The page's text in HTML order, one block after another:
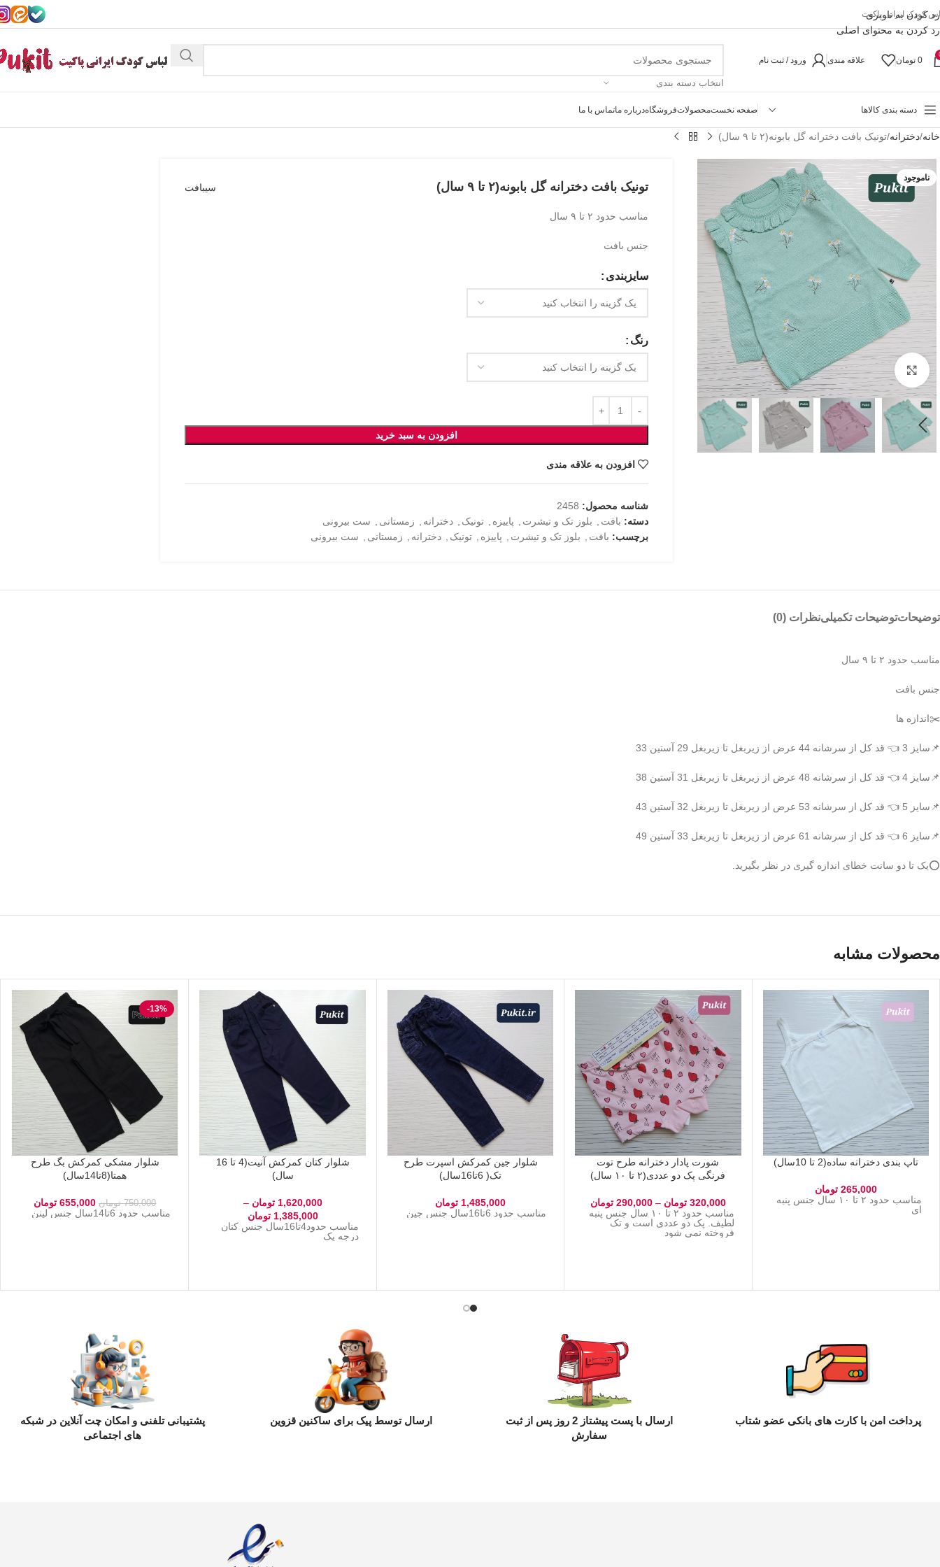
رد کردن به ناوبری
رد کردن به محتوای اصلی
کودک ایرانی پاکیت
0 تومان علاقه مندی ورود / ثبت نام
انتخاب دسته بندی
دسته بندی کالاها صفحه نخستمحصولاتفروشگاهدرباره ماتماس با ما
خانه دخترانه تونیک بافت دخترانه گل بابونه(۲ تا ۹ سال)
ناموجود
بزرگنمایی تصویر
سیبافت تونیک بافت دخترانه گل بابونه(۲ تا ۹ سال)
مناسب حدود ۲ تا ۹ سال
جنس بافت
سایزبندی
رنگ
افزودن به سبد خرید
افزودن به علاقه مندی
شناسه محصول: 2458
دسته: بافت بلوز تک و تیشرت پاییزه تونیک دخترانه زمستانی
ست بیرونی
برچسب: بافت بلوز تک و تیشرت پاییزه تونیک دخترانه زمستانی ست بیرونی
توضیحاتتوضیحات تکمیلینظرات (0)
مناسب حدود ۲ تا ۹ سال
جنس بافت
✂️اندازه ها
📌سایز 3 👈 قد کل از سرشانه 44 عرض از زیربغل تا زیربغل 29 آستین 33
📌سایز 4 👈 قد کل از سرشانه 48 عرض از زیربغل تا زیربغل 31 آستین 38
📌سایز 5 👈 قد کل از سرشانه 53 عرض از زیربغل تا زیربغل 32 آستین 43
📌سایز 6 👈 قد کل از سرشانه 61 عرض از زیربغل تا زیربغل 33 آستین 49
⭕️یک تا دو سانت خطای اندازه گیری در نظر بگیرید.
محصولات مشابه
تاپ بندی دخترانه ساده(2 تا 10سال)
265,000 تومان
مناسب حدود ۲ تا ۱۰ سال جنس پنبه
ای
شورت پادار دخترانه طرح توت
فرنگی پک دو عددی(۲ تا ۱۰ سال)
320,000 تومان –
290,000 تومان
مناسب حدود ۲ تا ۱۰ سال جنس پنبه
لطیف. پک دو عددی است و تک
فروخته نمی شود
شلوار جین کمرکش اسپرت طرح
تک( 6تا16سال)
1,485,000 تومان
مناسب حدود 6تا16سال جنس جین
شلوار کتان کمرکش آنیت(4 تا 16
سال)
1,620,000 تومان –
1,385,000 تومان
مناسب حدود4تا16سال جنس کتان
درجه یک
-13%
شلوار مشکی کمرکش بگ طرح
همتا(8تا14سال)
750,000 تومان 655,000 تومان
مناسب حدود 6تا14سال جنس لینن
پرداخت امن با کارت های بانکی عضو شتاب
ارسال با پست پیشتاز 2 روز پس از ثبت
سفارش
ارسال توسط پیک برای ساکنین قزوین
پشتیبانی تلفنی و امکان چت آنلاین در شبکه
های اجتماعی